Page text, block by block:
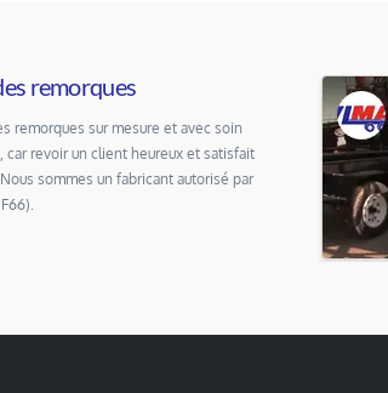
remorques
remorques sur mesure et avec soin
car revoir un client heureux et satisfait
sommes un fabricant autorisé par